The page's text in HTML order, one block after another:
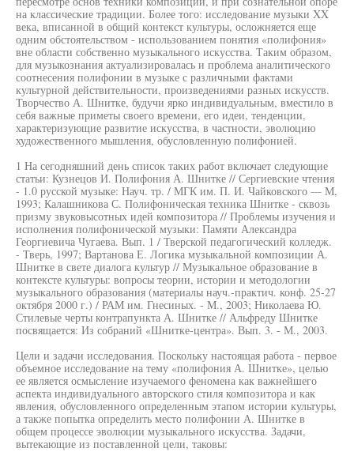
на классические традиции. Более того: исследование музыки XX
века, вписанной в общий контекст культуры, осложняется еще
одним обстоятельством - использованием понятия «полифония»
вне области собственно музыкального искусства. Таким образом,
для музыкознания актуализировалась и проблема аналитического
соотнесения полифонии в музыке с различными фактами
культурной действительности, произведениями разных искусств.
Творчество А. Шнитке, будучи ярко индивидуальным, вместило в
себя важные приметы своего времени, его идеи, тенденции,
характеризующие развитие искусства, в частности, эволюцию
художественного мышления, обусловленную полифонией.
1 На сегодняшний день список таких работ включает следующие
статьи: Кузнецов И. Полифония А. Шнитке // Сергиевские чтения
- 1.0 русской музыке: Науч. тр. / МГК им. П. И. Чайковского — М,
1993; Калашникова С. Полифоническая техника Шнитке - сквозь
призму звуковысотных идей композитора // Проблемы изучения и
исполнения полифонической музыки: Памяти Александра
Георгиевича Чугаева. Вып. 1 / Тверской педагогический колледж.
- Тверь, 1997; Вартанова Е. Логика музыкальной композиции А.
Шнитке в свете диалога культур // Музыкальное образование в
контексте культуры: вопросы теории, истории и методологии
музыкального образования (материалы науч.-практич. конф. 25-27
октября 2000 г.) / РАМ им. Гнесиных. - М., 2003; Николаева Ю.
Стилевые черты контрапункта А. Шнитке // Альфреду Шнитке
посвящается: Из собраний «Шнитке-центра». Вып. 3. - М., 2003.
Цели и задачи исследования. Поскольку настоящая работа - первое
объемное исследование на тему «полифония А. Шнитке», целью
ее является осмысление изучаемого феномена как важнейшего
аспекта индивидуального авторского стиля композитора и как
явления, обусловленного определенным этапом истории культуры,
а также попытка определить место полифонии А. Шнитке в
общем процессе эволюции музыкального искусства. Задачи,
вытекающие из поставленной цели, таковы: